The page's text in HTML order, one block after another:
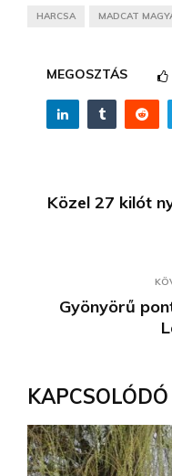
HARCSA MADCAT
MEGOSZTÁS
Közel 27 kilót
Gyönyörű
KAPCSOLÓDÓ